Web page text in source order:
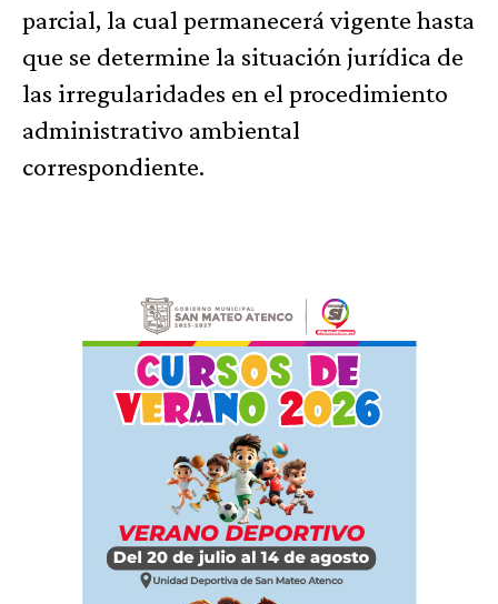
parcial, la cual permanecerá vigente hasta
que se determine la situación jurídica de
las irregularidades en el procedimiento
administrativo ambiental
correspondiente.